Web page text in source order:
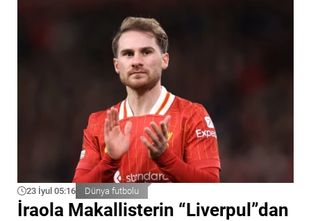
23 İyul 05:16 Dünya futbolu
İraola Makallisterin “Liverpul”dan